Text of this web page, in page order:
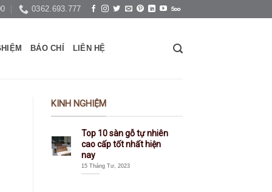
0362.693.777
BÁO CHÍ LIÊN HỆ
KINH NGHIỆM
Top 10 sàn gỗ tự nhiên
cao cấp tốt nhất hiện
nay
15 Tháng Tư, 2023